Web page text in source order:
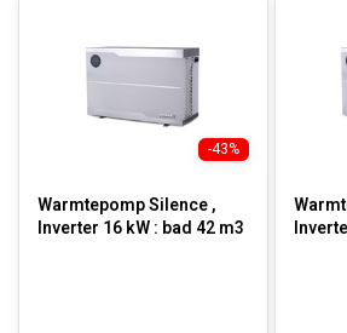
-43%
Warmtepomp Silence ,
Inverter 16 kW : bad 42 m3